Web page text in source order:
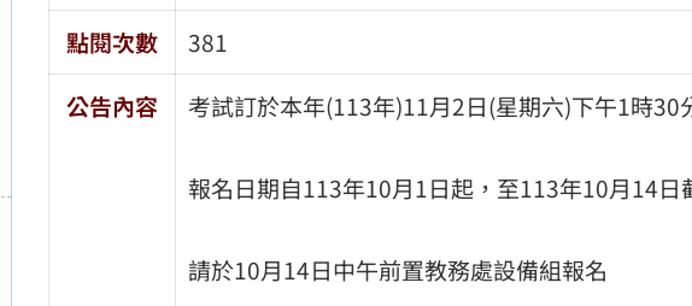
點閱次數
381
公告內容
考試訂於本年(113年)11月2日(星期六)下午1時
報名日期自113年10月1日起，至113年10月14日
請於10月14日中午前置教務處設備組報名